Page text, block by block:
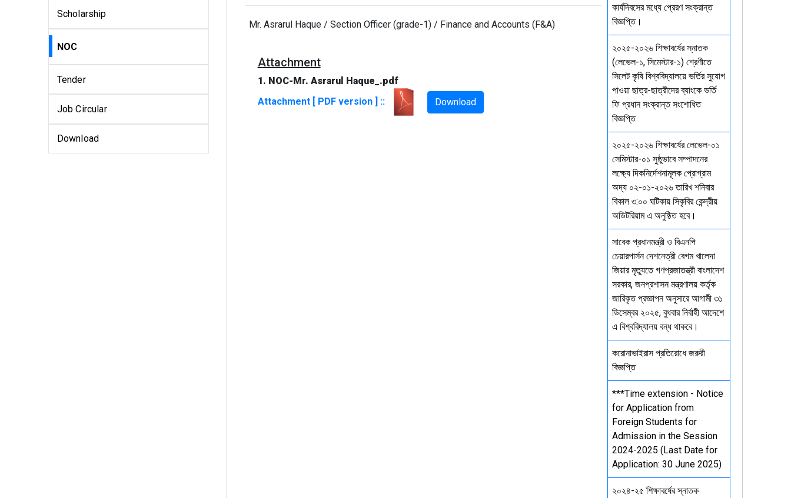
Scholarship
NOC
Tender
Job Circular
Download
Mr. Asrarul Haque / Section Officer (grade-1) / Finance and Accounts (F&A)
Attachment
1. NOC-Mr. Asrarul Haque_.pdf
Attachment [ PDF version ] ::
Download
কার্যদিবসের মধ্যে প্রেরণ সংক্রান্ত
বিজ্ঞপ্তি।
২০২৫-২০২৬ শিক্ষাবর্ষের স্নাতক
(লেভেল-১, সিমেস্টার-১) শ্রেণীতে
সিলেট কৃষি বিশ্ববিদ্যালয়ে ভর্তির সুযোগ
পাওয়া ছাত্র-ছাত্রীদের ব্যাংকে ভর্তি
ফি প্রধান সংক্রান্ত সংশোধিত
বিজ্ঞপ্তি
২০২৫-২০২৬ শিক্ষাবর্ষের লেভেল-০১
সেমিস্টার-০১ সুষ্ঠুভাবে সম্পাদনের
লক্ষ্যে দিকনির্দেশনামূলক প্রোগ্রাম
অদ্য ০২-০১-২০২৬ তারিখ শনিবার
বিকাল ৩:০০ ঘটিকায় সিকৃবির কেন্দ্রীয়
অডিটরিয়াম এ অনুষ্ঠিত হবে।
সাবেক প্রধানমন্ত্রী ও বিএনপি
চেয়ারপার্সন দেশনেত্রী বেগম খালেদা
জিয়ার মৃত্যুতে গণপ্রজাতন্ত্রী বাংলাদেশ
সরকার, জনপ্রশাসন মন্ত্রণালয় কর্তৃক
জারিকৃত প্রজ্ঞাপন অনুসারে আগামী ৩১
ডিসেম্বর ২০২৫, বুধবার নির্বাহী আদেশে
এ বিশ্ববিদ্যালয় বন্ধ থাকবে।
করোনাভাইরাস প্রতিরোধে জরুরী
বিজ্ঞপ্তি
***Time extension - Notice
for Application from
Foreign Students for
Admission in the Session
2024-2025 (Last Date for
Application: 30 June 2025)
২০২৪-২৫ শিক্ষাবর্ষের স্নাতক